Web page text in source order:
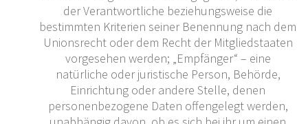
der Verantwortliche beziehungsweise die
bestimmten Kriterien seiner Benennung nach dem
Unionsrecht oder dem Recht der Mitgliedstaaten
vorgesehen werden; „Empfänger“ – eine
natürliche oder juristische Person, Behörde,
Einrichtung oder andere Stelle, denen
personenbezogene Daten offengelegt werden,